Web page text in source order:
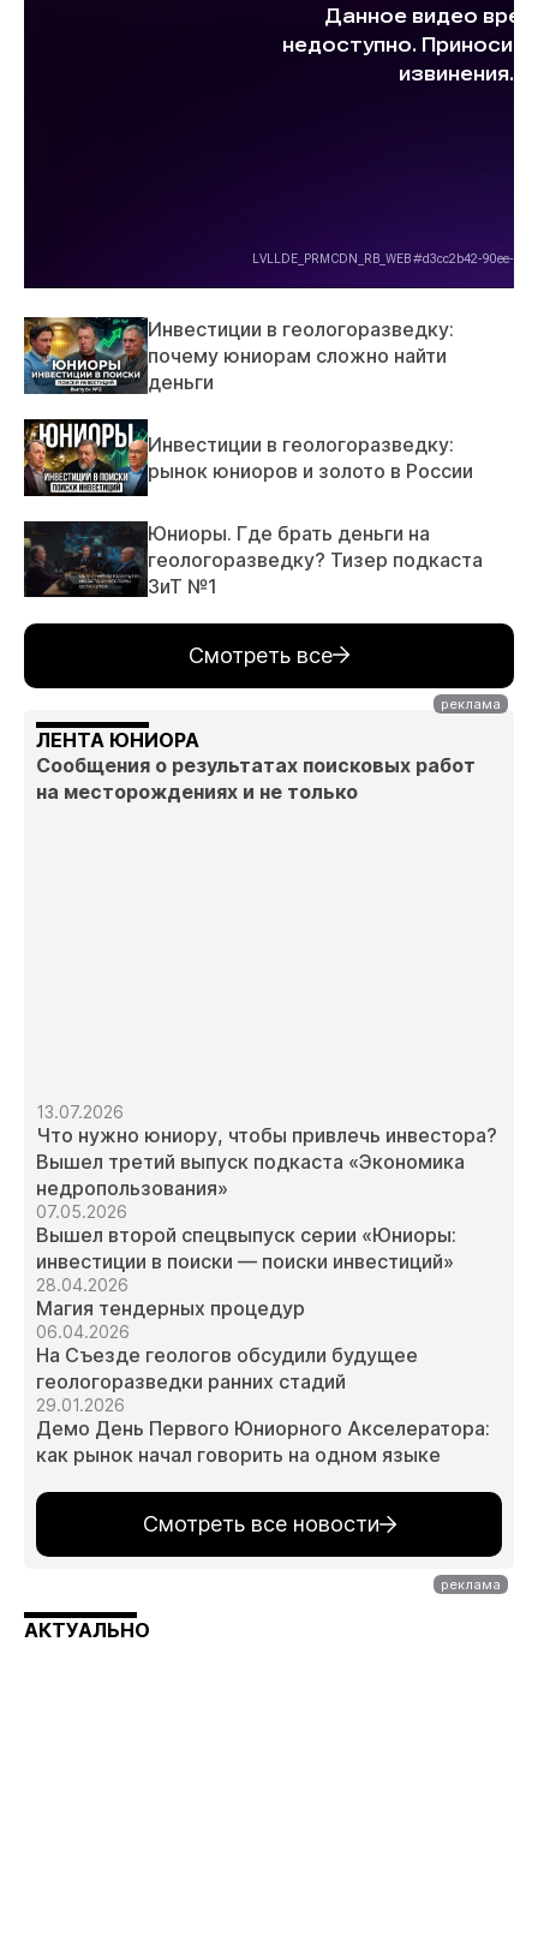
Инвестиции в геологоразведку:
почему юниорам сложно найти
деньги
Инвестиции в геологоразведку:
рынок юниоров и золото в России
Юниоры. Где брать деньги на
геологоразведку? Тизер подкаста
ЗиТ №1
Смотреть все
ЛЕНТА ЮНИОРА
Сообщения о результатах поисковых работ
на месторождениях и не только
13.07.2026
Что нужно юниору, чтобы привлечь инвестора?
Вышел третий выпуск подкаста «Экономика
недропользования»
07.05.2026
Вышел второй спецвыпуск серии «Юниоры:
инвестиции в поиски — поиски инвестиций»
28.04.2026
Магия тендерных процедур
06.04.2026
На Съезде геологов обсудили будущее
геологоразведки ранних стадий
29.01.2026
Демо День Первого Юниорного Акселератора:
как рынок начал говорить на одном языке
Смотреть все новости
АКТУАЛЬНО